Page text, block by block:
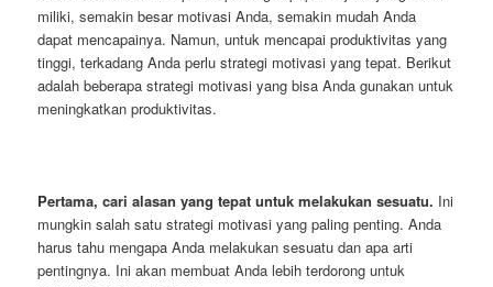
miliki, semakin besar motivasi Anda, semakin mudah Anda
dapat mencapainya. Namun, untuk mencapai produktivitas yang
tinggi, terkadang Anda perlu strategi motivasi yang tepat. Berikut
adalah beberapa strategi motivasi yang bisa Anda gunakan untuk
meningkatkan produktivitas.
Pertama, cari alasan yang tepat untuk melakukan sesuatu. Ini
mungkin salah satu strategi motivasi yang paling penting. Anda
harus tahu mengapa Anda melakukan sesuatu dan apa arti
pentingnya. Ini akan membuat Anda lebih terdorong untuk